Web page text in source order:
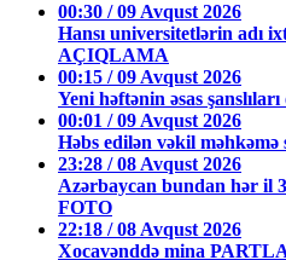
00:30 / 09 Avqust 2026
Hansı universitetlərin adı
AÇIQLAMA
00:15 / 09 Avqust 2026
Yeni həftənin əsas şanslıları
00:01 / 09 Avqust 2026
Həbs edilən vəkil məhkəmə
23:28 / 08 Avqust 2026
Azərbaycan bundan hər il
FOTO
22:18 / 08 Avqust 2026
Xocavənddə mina